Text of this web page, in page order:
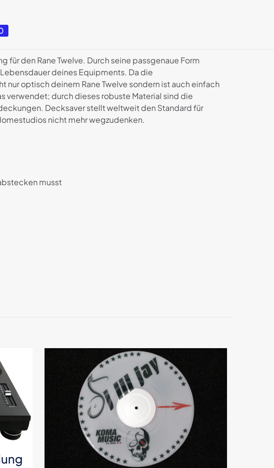
den Rane Twelve. Durch seine passgenaue Form
deines Equipments. Da die
optisch deinem Rane Twelve sondern ist auch einfach
verwendet; durch dieses robuste Material sind die
Decksaver stellt weltweit den Standard für
nicht mehr wegzudenken.
musst
sind mit
5 Sternen
5 von
5 Sternen